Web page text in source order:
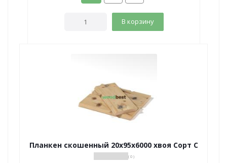
В корзину
Планкен скошенный 20х95х6000 хвоя Сорт С
( 0 )